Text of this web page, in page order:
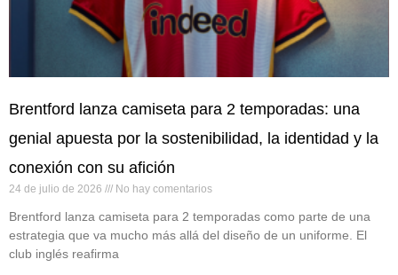
Brentford lanza camiseta para 2 temporadas: una
genial apuesta por la sostenibilidad, la identidad y la
conexión con su afición
24 de julio de 2026 No hay comentarios
Brentford lanza camiseta para 2 temporadas como parte de una
estrategia que va mucho más allá del diseño de un uniforme. El
club inglés reafirma